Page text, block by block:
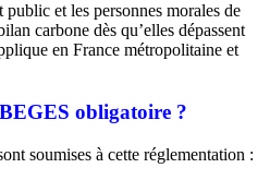
et les personnes morales de
carbone dès qu’elles dépassent
en France métropolitaine et
obligatoire ?
soumises à cette réglementation :